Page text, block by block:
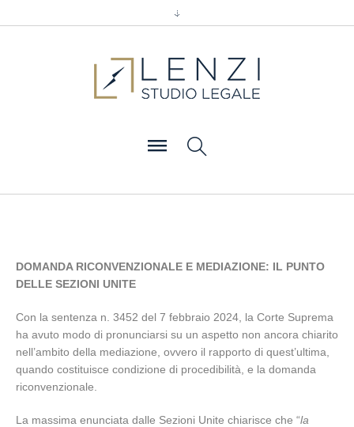
DOMANDA RICONVENZIONALE E MEDIAZIONE: IL PUNTO
DELLE SEZIONI UNITE
Con la sentenza n. 3452 del 7 febbraio 2024, la Corte Suprema
ha avuto modo di pronunciarsi su un aspetto non ancora chiarito
nell’ambito della mediazione, ovvero il rapporto di quest’ultima,
quando costituisce condizione di procedibilità, e la domanda
riconvenzionale.
La massima enunciata dalle Sezioni Unite chiarisce che “la